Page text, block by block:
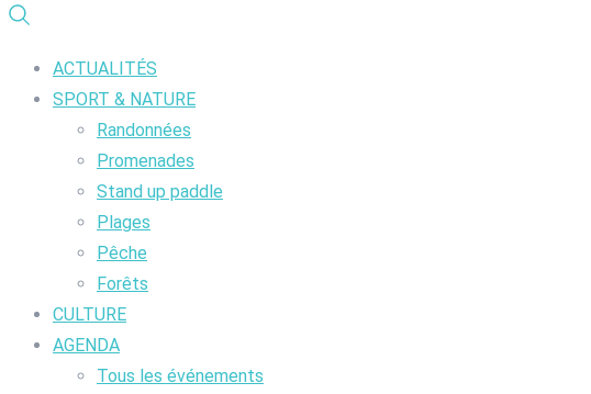
ACTUALITÉS
SPORT & NATURE
Randonnées
Promenades
Stand up paddle
Plages
Pêche
Forêts
CULTURE
AGENDA
Tous les événements